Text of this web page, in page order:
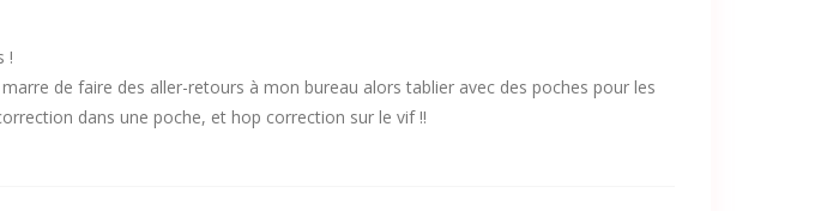
!
de faire des aller-retours à mon bureau alors tablier avec des poches pour les
dans une poche, et hop correction sur le vif !!